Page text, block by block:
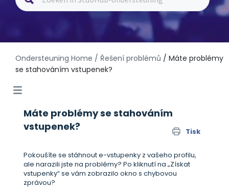
Ondersteuning Home / Řešení problémů / Máte problémy
se stahováním vstupenek?
Máte problémy se stahováním
vstupenek?
Tisk
Pokoušíte se stáhnout e-vstupenky z vašeho profilu,
ale narazili jste na problémy? Po kliknutí na „Získat
vstupenky“ se vám zobrazilo okno s chybovou
zprávou?